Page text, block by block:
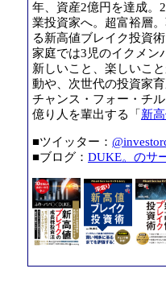
年、資産2億円を達成。
業投資家へ。超富裕層
る新高値ブレイク投資
家庭では3児のイクメン
新しいこと、楽しいこ
動や、次世代の投資家
チャンス・フォー・チ
億り人を輩出する「 新
■ツイッター：
■ブログ： DUKE。のサ